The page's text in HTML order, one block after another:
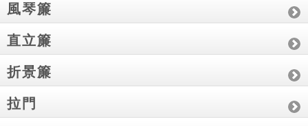
風琴簾
直立簾
折景簾
拉門